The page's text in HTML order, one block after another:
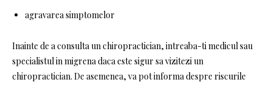
agravarea simptomelor
Inainte de a consulta un chiropractician, intreaba-ti medicul sau
specialistul in migrena daca este sigur sa vizitezi un
chiropractician. De asemenea, va pot informa despre riscurile